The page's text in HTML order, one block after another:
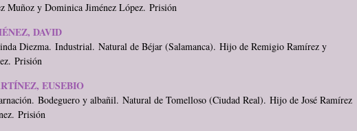
Muñoz y Dominica Jiménez López. Prisión
DAVID
Diezma. Industrial. Natural de Béjar (Salamanca). Hijo de Remigio Ramírez y
Prisión
EUSEBIO
Bodeguero y albañil. Natural de Tomelloso (Ciudad Real). Hijo de José Ramírez
Prisión